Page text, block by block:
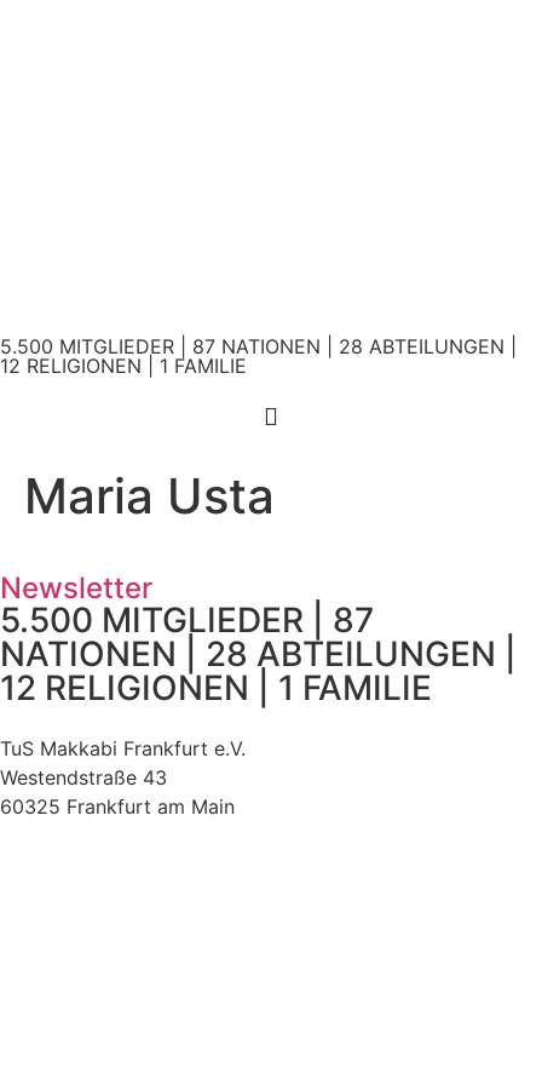
5.500 MITGLIEDER | 87 NATIONEN | 28 ABTEILUNGEN |
12 RELIGIONEN | 1 FAMILIE
Maria Usta
Newsletter
5.500 MITGLIEDER | 87
NATIONEN | 28 ABTEILUNGEN |
12 RELIGIONEN | 1 FAMILIE
TuS Makkabi Frankfurt e.V.
Westendstraße 43
60325 Frankfurt am Main